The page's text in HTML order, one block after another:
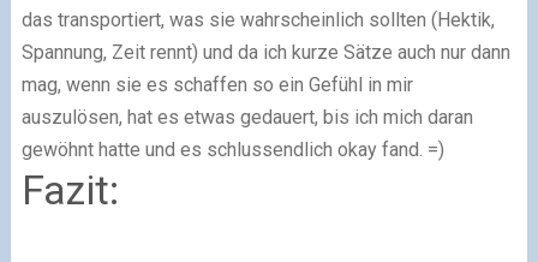
das transportiert, was sie wahrscheinlich sollten (Hektik,
Spannung, Zeit rennt) und da ich kurze Sätze auch nur dann
mag, wenn sie es schaffen so ein Gefühl in mir
auszulösen, hat es etwas gedauert, bis ich mich daran
gewöhnt hatte und es schlussendlich okay fand. =)
Fazit: